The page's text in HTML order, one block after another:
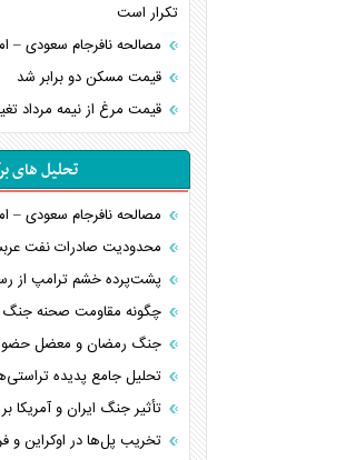
تکرار است
مصالحه نافرجام سعودی –
قیمت مسکن دو برابر شد
قیمت مرغ از نیمه مرداد
تحلیل های
مصالحه نافرجام سعودی –
محدودیت صادرات نفت
پشت‌پرده خشم ترامپ از
چگونه مقاومت صحنه جنگ
جنگ رمضان و معضل حضور
تحلیل جامع پدیده
تأثیر جنگ ایران و آمریکا
تخریب پل‌ها در اوکراین و